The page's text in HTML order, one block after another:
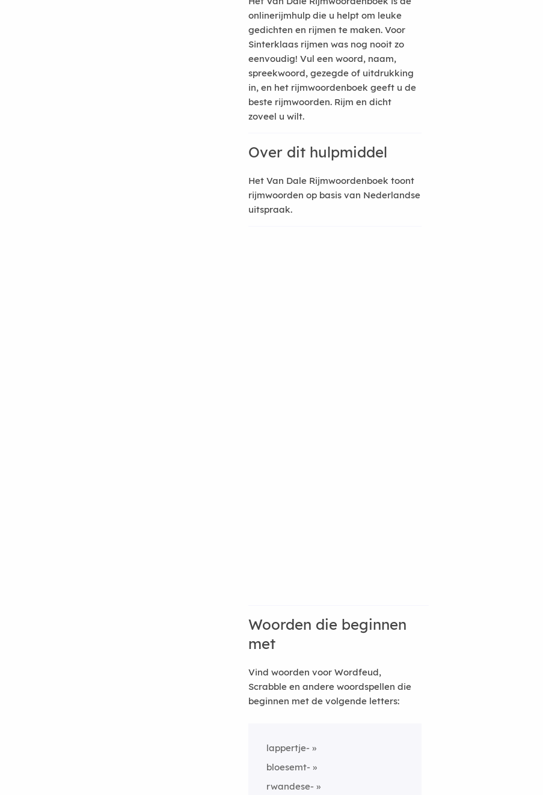
onlinerijmhulp die u helpt om leuke
gedichten en rijmen te maken. Voor
Sinterklaas rijmen was nog nooit zo
eenvoudig! Vul een woord, naam,
spreekwoord, gezegde of uitdrukking
in, en het rijmwoordenboek geeft u de
beste rijmwoorden. Rijm en dicht
zoveel u wilt.
Over dit hulpmiddel
Het Van Dale Rijmwoordenboek toont
rijmwoorden op basis van Nederlandse
uitspraak.
Woorden die beginnen
met
Vind woorden voor Wordfeud,
Scrabble en andere woordspellen die
beginnen met de volgende letters:
lappertje-
bloesemt-
rwandese-